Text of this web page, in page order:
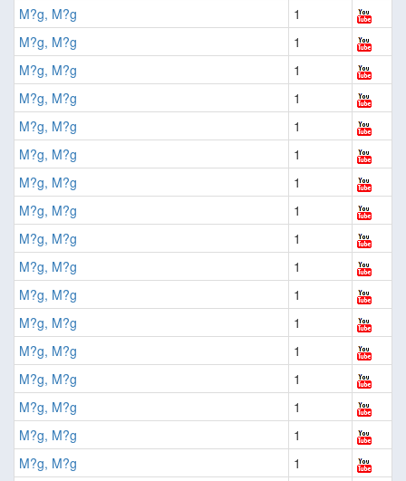
M?g, M?g
1
M?g, M?g
1
M?g, M?g
1
M?g, M?g
1
M?g, M?g
1
M?g, M?g
1
M?g, M?g
1
M?g, M?g
1
M?g, M?g
1
M?g, M?g
1
M?g, M?g
1
M?g, M?g
1
M?g, M?g
1
M?g, M?g
1
M?g, M?g
1
M?g, M?g
1
M?g, M?g
1